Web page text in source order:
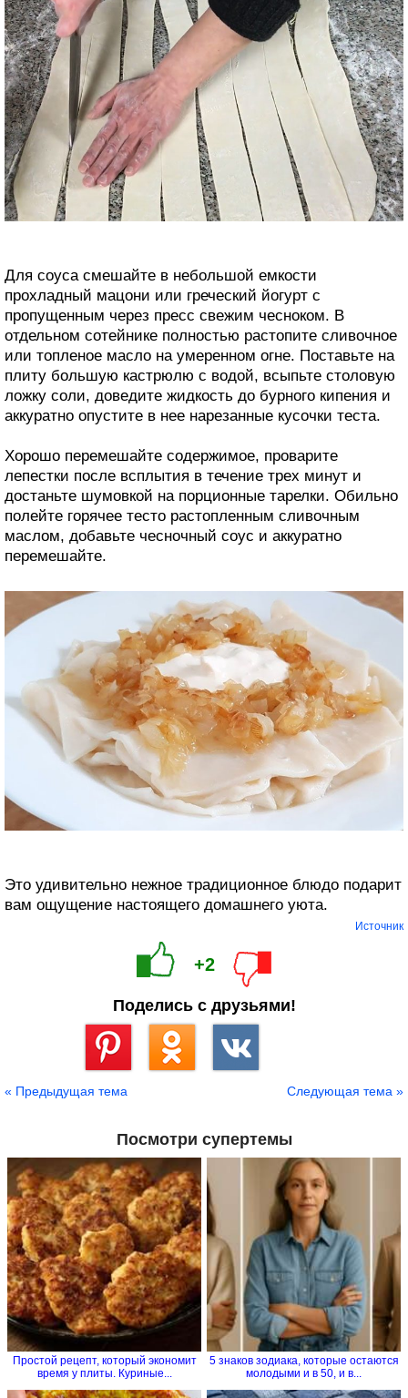
Для соуса смешайте в небольшой емкости
прохладный мацони или греческий йогурт с
пропущенным через пресс свежим чесноком. В
отдельном сотейнике полностью растопите сливочное
или топленое масло на умеренном огне. Поставьте на
плиту большую кастрюлю с водой, всыпьте столовую
ложку соли, доведите жидкость до бурного кипения и
аккуратно опустите в нее нарезанные кусочки теста.
Хорошо перемешайте содержимое, проварите
лепестки после всплытия в течение трех минут и
достаньте шумовкой на порционные тарелки. Обильно
полейте горячее тесто растопленным сливочным
маслом, добавьте чесночный соус и аккуратно
перемешайте.
Это удивительно нежное традиционное блюдо подарит
вам ощущение настоящего домашнего уюта.
Источник
+2
Поделись с друзьями!
« Предыдущая тема Следующая тема »
Посмотри супертемы
Простой рецепт, который экономит
время у плиты. Куриные...
5 знаков зодиака, которые остаются
молодыми и в 50, и в...